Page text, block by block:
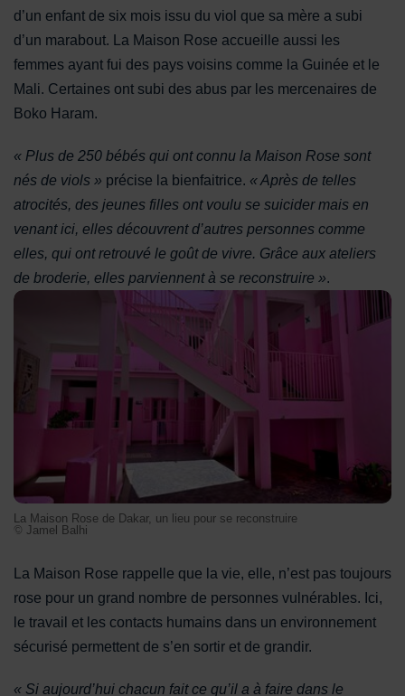
La Maison Rose de Dakar, un lieu pour se reconstruire
La Maison Rose de Dakar, un lieu pour se reconstruire
© Jamel Balhi
d’un enfant de six mois issu du viol que sa mère a subi
d’un marabout. La Maison Rose accueille aussi les
femmes ayant fui des pays voisins comme la Guinée et le
Mali. Certaines ont subi des abus par les mercenaires de
Boko Haram.
« Plus de 250 bébés qui ont connu la Maison Rose sont
nés de viols » précise la bienfaitrice. « Après de telles
atrocités, des jeunes filles ont voulu se suicider mais en
venant ici, elles découvrent d’autres personnes comme
elles, qui ont retrouvé le goût de vivre. Grâce aux ateliers
de broderie, elles parviennent à se reconstruire ».
La Maison Rose rappelle que la vie, elle, n’est pas toujours
rose pour un grand nombre de personnes vulnérables. Ici,
le travail et les contacts humains dans un environnement
sécurisé permettent de s’en sortir et de grandir.
« Si aujourd’hui chacun fait ce qu’il a à faire dans le